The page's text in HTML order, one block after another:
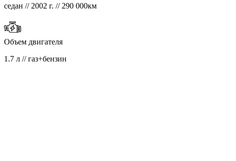
седан // 2002 г. // 290 000км
Объем двигателя
1.7 л // газ+бензин